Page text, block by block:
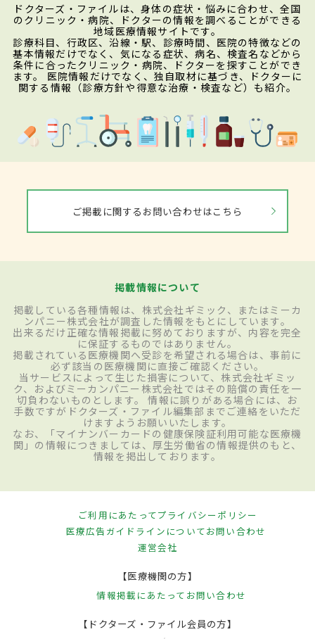
ドクターズ・ファイルは、身体の症状・悩みに合わせ、全国
のクリニック・病院、ドクターの情報を調べることができる
地域医療情報サイトです。
診療科目、行政区、沿線・駅、診療時間、医院の特徴などの
基本情報だけでなく、気になる症状、病名、検査名などから
条件に合ったクリニック・病院、ドクターを探すことができ
ます。 医院情報だけでなく、独自取材に基づき、ドクターに
関する情報（診療方針や得意な治療・検査など）も紹介。
ご掲載に関するお問い合わせはこちら
掲載情報について
掲載している各種情報は、株式会社ギミック、またはミーカ
ンパニー株式会社が調査した情報をもとにしています。
出来るだけ正確な情報掲載に努めておりますが、内容を完全
に保証するものではありません。
掲載されている医療機関へ受診を希望される場合は、事前に
必ず該当の医療機関に直接ご確認ください。
当サービスによって生じた損害について、株式会社ギミッ
ク、およびミーカンパニー株式会社ではその賠償の責任を一
切負わないものとします。 情報に誤りがある場合には、お
手数ですがドクターズ・ファイル編集部までご連絡をいただ
けますようお願いいたします。
なお、「マイナンバーカードの健康保険証利用可能な医療機
関」の情報につきましては、厚生労働省の情報提供のもと、
情報を掲出しております。
ご利用にあたってプライバシーポリシー
医療広告ガイドラインについてお問い合わせ
運営会社
【医療機関の方】
情報掲載にあたって お問い合わせ
【ドクターズ・ファイル会員の方】